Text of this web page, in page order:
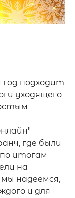
год подходит
уходящего
где были
итогам
на
мы надеемся,
и для